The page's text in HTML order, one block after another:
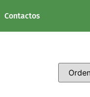
Contactos